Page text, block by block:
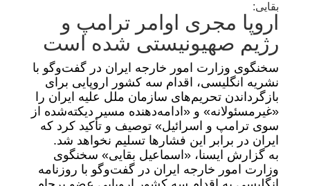
بقایی:
اروپا مجری اوامر ترامپ و
رژیم صهیونیستی شده است
سخنگوی وزارت امور خارجه ایران در گفت‌وگو با
نشریه انگلیسی، اقدام سه کشور اروپایی برای
بازگرداندن تحریم‌های سازمان ملل علیه ایران را
«غیرمسئولانه» و «ادامه‌دهنده مسیر دیکته‌شده از
سوی ترامپ و اسرائیل» توصیف و تأکید کرد که
ایران در برابر این فشارها تسلیم نخواهد شد.
به گزارش ایسنا، «اسماعیل بقایی» سخنگوی
وزارت امور خارجه ایران در گفت‌وگو با روزنامه